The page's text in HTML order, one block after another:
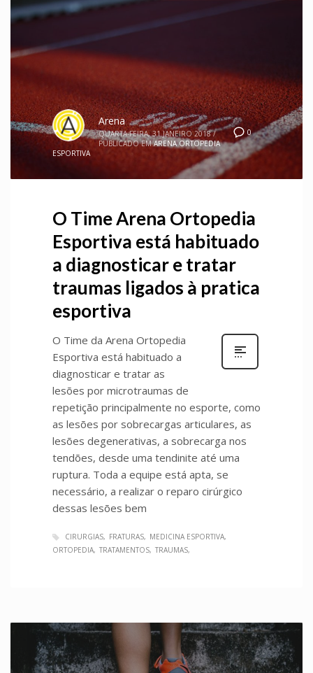
0
Arena
QUARTA-FEIRA, 31 JANEIRO 2018 /
PUBLICADO EM ARENA ORTOPEDIA
ESPORTIVA
O Time Arena Ortopedia
Esportiva está habituado
a diagnosticar e tratar
traumas ligados à pratica
esportiva
O Time da Arena Ortopedia
Esportiva está habituado a
diagnosticar e tratar as
lesões por microtraumas de
repetição principalmente no esporte, como
as lesões por sobrecargas articulares, as
lesões degenerativas, a sobrecarga nos
tendões, desde uma tendinite até uma
ruptura. Toda a equipe está apta, se
necessário, a realizar o reparo cirúrgico
dessas lesões bem
CIRURGIAS FRATURAS
MEDICINA ESPORTIVA
ORTOPEDIA TRATAMENTOS TRAUMAS